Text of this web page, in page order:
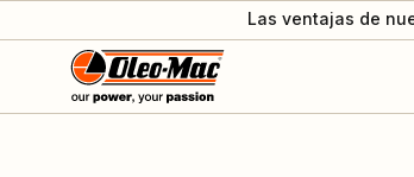
Las ventajas de